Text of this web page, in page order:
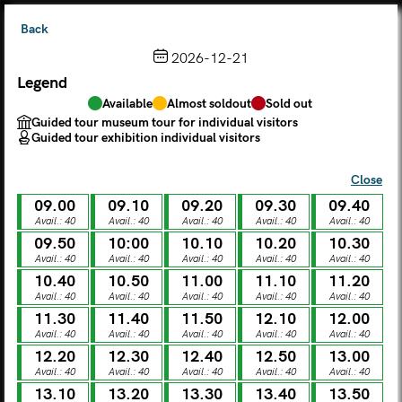
Choose from the calendar
The ticket grants access to Palazzo Te, the MACA Museum
and the Leon Battista Alberti Temple
AUGUST
Legend
Available Almost soldout
Sold out
Guided tour museum tour for individual visitors
Guided tour exhibition individual visitors
M W T F S
MON
27
TUE
28
WED
29
THU
30
FRI
31 01
SUN
02
Back
2026-12-21
Legend
Available Almost soldout
Sold out
Guided tour museum tour for individual visitors
Guided tour exhibition individual visitors
Close
09.00
Avail.: 40
09.10
Avail.: 40
09.20
Avail.: 40
09.30
Avail.: 40
09.40
Avail.: 40
09.50
Avail.: 40
10:00
Avail.: 40
10.10
Avail.: 40
10.20
Avail.: 40
10.30
Avail.: 40
10.40
Avail.: 40
10.50
Avail.: 40
11.00
Avail.: 40
11.10
Avail.: 40
11.20
Avail.: 40
11.30
Avail.: 40
11.40
Avail.: 40
11.50
Avail.: 40
12.10
Avail.: 40
12.00
Avail.: 40
12.20
Avail.: 40
12.30
Avail.: 40
12.40
Avail.: 40
12.50
Avail.: 40
13.00
Avail.: 40
13.10 13.20 13.30 13.40 13.50